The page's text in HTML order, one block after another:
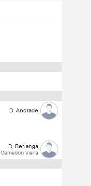
D. Andrade
D. Berlanga
Gemelson Vieira